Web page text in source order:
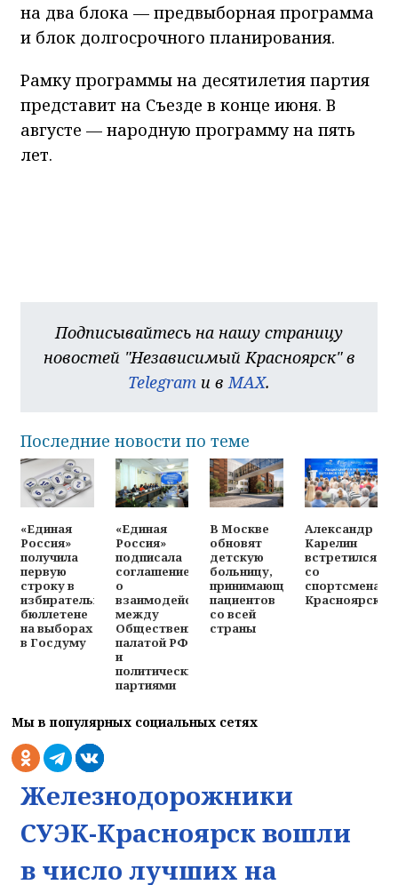
на два блока — предвыборная программа
и блок долгосрочного планирования.
Рамку программы на десятилетия партия
представит на Съезде в конце июня. В
августе — народную программу на пять
лет.
Подписывайтесь на нашу страницу
новостей "Независимый Красноярск" в
Telegram и в MAX.
Последние новости по теме
«Единая
Россия»
получила
первую
строку в
избирательном
бюллетене
на выборах
в Госдуму
«Единая
Россия»
подписала
соглашение
о
взаимодействии
между
Общественной
палатой РФ
и
политическими
партиями
В Москве
обновят
детскую
больницу,
принимающую
пациентов
со всей
страны
Александр
Карелин
встретился
со
спортсменами
Красноярска
Мы в популярных социальных сетях
Железнодорожники
СУЭК-Красноярск вошли
в число лучших на